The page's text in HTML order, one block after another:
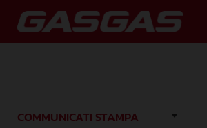
COMMUNICATI STAMPA